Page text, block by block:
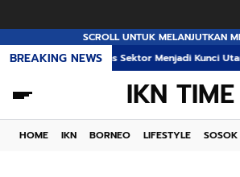
SCROLL UNTUK MELANJUTKAN
BREAKING NEWS
Lintas Sektor Menjadi Kunci Utama Meredam
IKN TIME
HOME IKN BORNEO LIFESTYLE SOSOK